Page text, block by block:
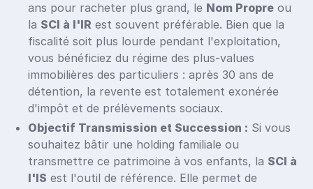
ans pour racheter plus grand, le Nom Propre ou
la SCI à l'IR est souvent préférable. Bien que la
fiscalité soit plus lourde pendant l'exploitation,
vous bénéficiez du régime des plus-values
immobilières des particuliers : après 30 ans de
détention, la revente est totalement exonérée
d'impôt et de prélèvements sociaux.
Objectif Transmission et Succession : Si vous
souhaitez bâtir une holding familiale ou
transmettre ce patrimoine à vos enfants, la SCI à
l'IS est l'outil de référence. Elle permet de